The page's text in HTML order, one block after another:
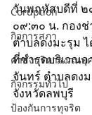
Coruption
กิจการสภา
คำสั่งบริหารงานบุ
กิจกรรมทั่วไป
ป้องกันการทุจริต
วันพฤหัสบดีที่
๐๙:๓๐ น. กองช่
ตำบลดงมะรุม
ที่ชำรุดบริเวณอ
จันทร์ ตำบลดง
จังหวัดลพบุรี